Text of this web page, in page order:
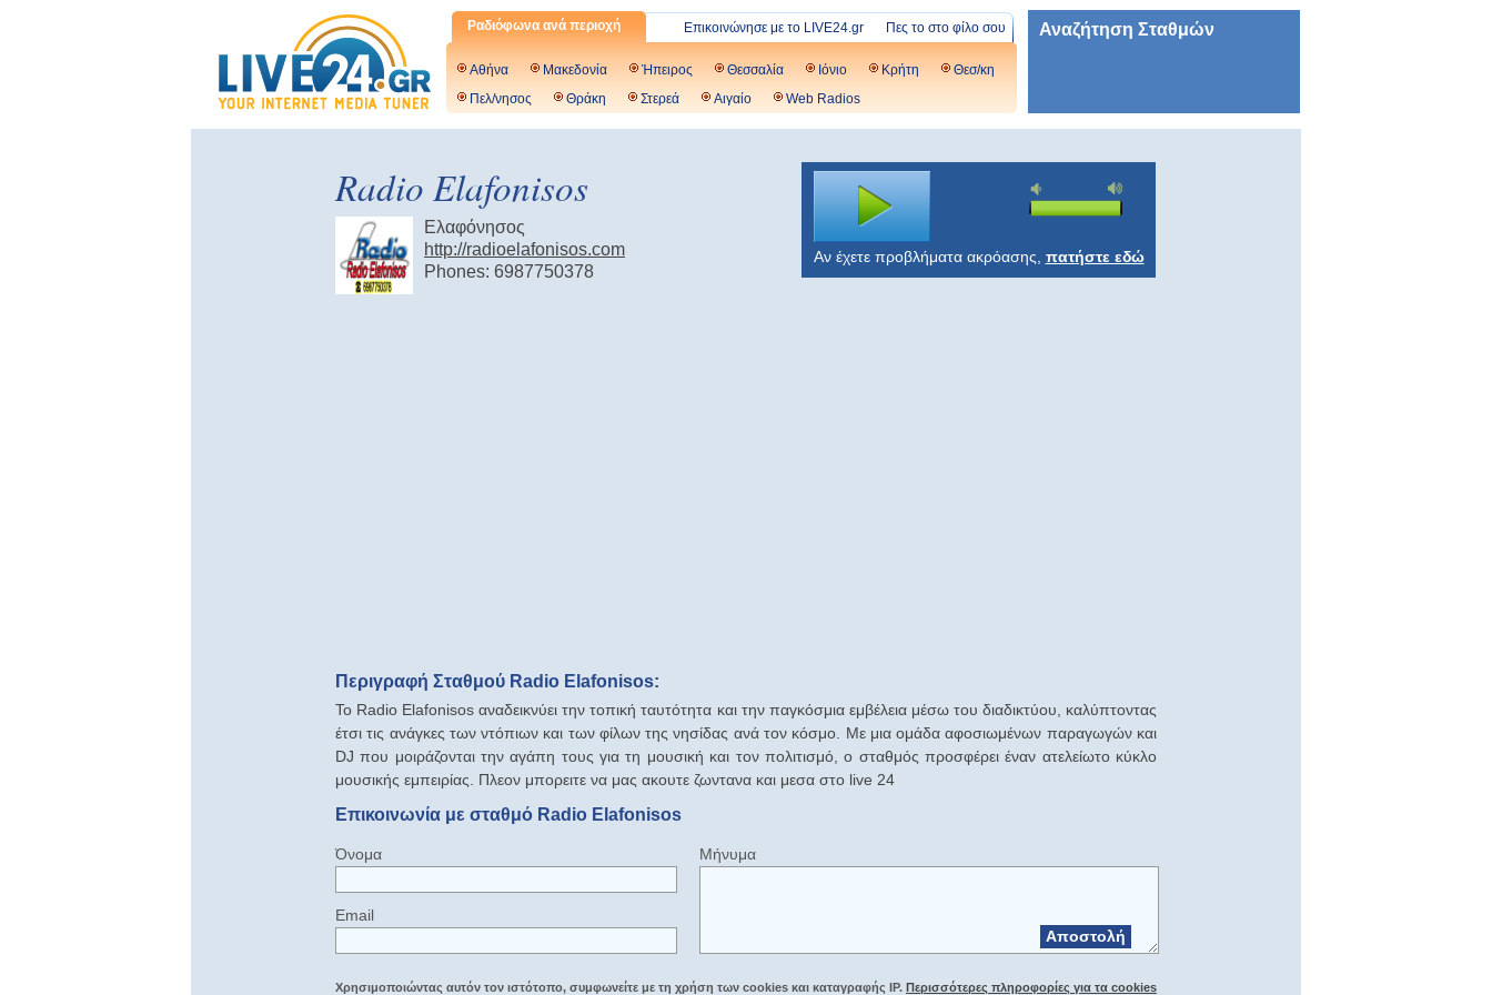
Ραδιόφωνα ανά περιοχή Πες το στο φίλο σου
Επικοινώνησε με το LIVE24.gr
Αθήνα Μακεδονία Ήπειρος Θεσσαλία Ιόνιο Κρήτη
Θεσ/κη
Πελ/νησος
Θράκη Στερεά Αιγαίο Web Radios
Αναζήτηση Σταθμών
Radio Elafonisos
Ελαφόνησος
http://radioelafonisos.com
Phones: 6987750378
Αν έχετε προβλήματα ακρόασης, πατήστε εδώ
Περιγραφή Σταθμού Radio Elafonisos:
Το Radio Elafonisos αναδεικνύει την τοπική ταυτότητα και την παγκόσμια εμβέλεια μέσω του διαδικτύου, καλύπτοντας
έτσι τις ανάγκες των ντόπιων και των φίλων της νησίδας ανά τον κόσμο. Με μια ομάδα αφοσιωμένων παραγωγών και
DJ που μοιράζονται την αγάπη τους για τη μουσική και τον πολιτισμό, ο σταθμός προσφέρει έναν ατελείωτο κύκλο
μουσικής εμπειρίας. Πλεον μπορειτε να μας ακουτε ζωντανα και μεσα στο live 24
Επικοινωνία με σταθμό Radio Elafonisos
Όνομα
Email
Μήνυμα
Αποστολή
Χρησιμοποιώντας αυτόν τον ιστότοπο, συμφωνείτε με τη χρήση των cookies και καταγραφής IP. Περισσότερες πληροφορίες για τα cookies